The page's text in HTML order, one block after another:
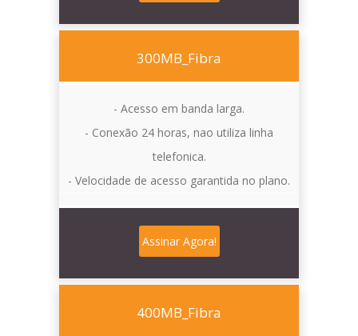
300MB_Fibra
- Acesso em banda larga.
- Conexão 24 horas, nao utiliza linha
telefonica.
- Velocidade de acesso garantida no plano.
Assinar Agora!
400MB_Fibra